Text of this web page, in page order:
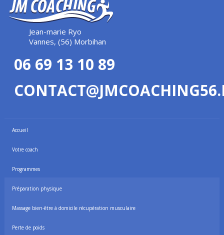
Jean-marie Ryo
Vannes, (56) Morbihan
06 69 13 10 89
Accueil
Votre coach
Programmes
Préparation physique
Massage bien-être à domicile récupération musculaire
Perte de poids